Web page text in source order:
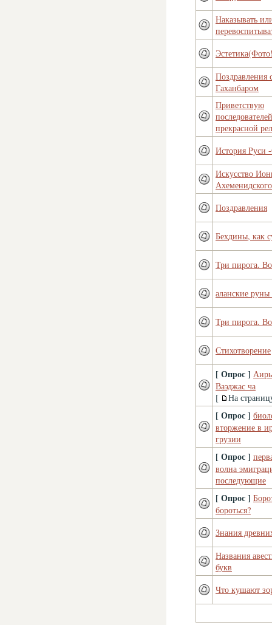
Наказывать
Поздравления
Гаханбаром
Приветствую
прекрасной
История Руси
Искусство
Поздравления
Бехдины, как
Три пирога.
аланские
Три пирога.
Стихотворение
[ Опрос ]
Ваэджас ча
[
На
[ Опрос ]
вторжение в
грузии
[ Опрос ]
волна
последующие
[ Опрос ]
бороться?
Знания
Названия
букв
Что кушают